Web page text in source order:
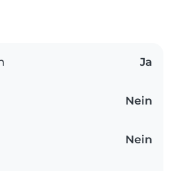
Ja
Nein
Nein